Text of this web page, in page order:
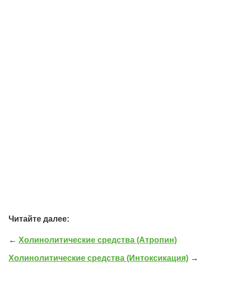
Читайте далее:
←Холинолитические средства (Атропин)
Холинолитические средства (Интоксикация) →